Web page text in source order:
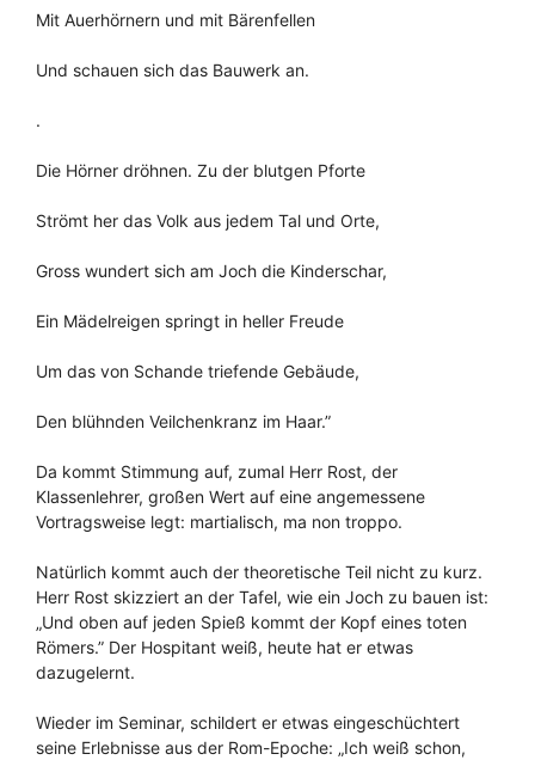
Mit Auerhörnern und mit Bärenfellen
Und schauen sich das Bauwerk an.
.
Die Hörner dröhnen. Zu der blutgen Pforte
Strömt her das Volk aus jedem Tal und Orte,
Gross wundert sich am Joch die Kinderschar,
Ein Mädelreigen springt in heller Freude
Um das von Schande triefende Gebäude,
Den blühnden Veilchenkranz im Haar.”
Da kommt Stimmung auf, zumal Herr Rost, der
Klassenlehrer, großen Wert auf eine angemessene
Vortragsweise legt: martialisch, ma non troppo.
Natürlich kommt auch der theoretische Teil nicht zu kurz.
Herr Rost skizziert an der Tafel, wie ein Joch zu bauen ist:
„Und oben auf jeden Spieß kommt der Kopf eines toten
Römers.” Der Hospitant weiß, heute hat er etwas
dazugelernt.
Wieder im Seminar, schildert er etwas eingeschüchtert
seine Erlebnisse aus der Rom-Epoche: „Ich weiß schon,